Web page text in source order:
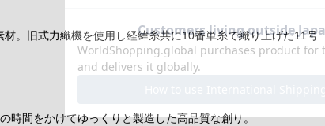
。旧式力織機を使用し経緯糸共に10番単糸で織り上げた11号
時間をかけてゆっくりと製造した高品質な創り。